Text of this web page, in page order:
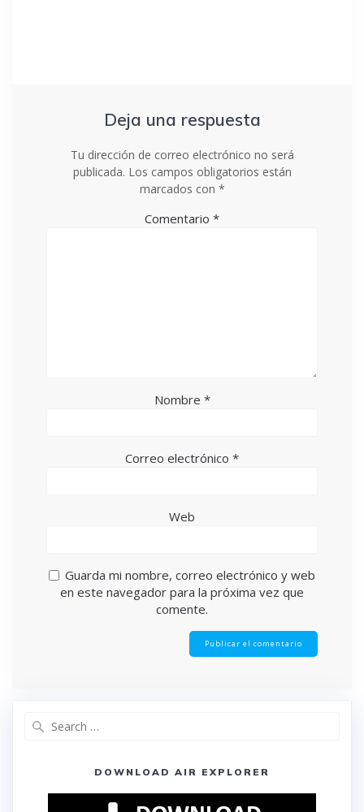
Deja una respuesta
Tu dirección de correo electrónico no será
publicada. Los campos obligatorios están
marcados con *
Comentario *
Nombre *
Correo electrónico *
Web
Guarda mi nombre, correo electrónico y web
en este navegador para la próxima vez que
comente.
DOWNLOAD AIR EXPLORER